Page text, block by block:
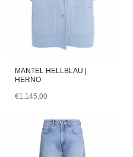
MANTEL HELLBLAU |
HERNO
€1.145,00